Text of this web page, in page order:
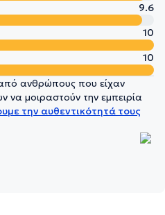
9.6
10
10
ανθρώπους που είχαν
να μοιραστούν την εμπειρία
την αυθεντικότητά τους